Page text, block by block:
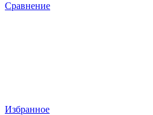
Сравнение
Избранное